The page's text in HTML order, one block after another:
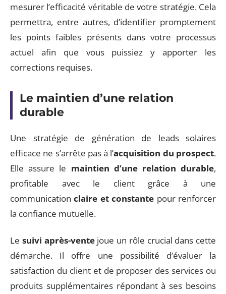
mesurer l’efficacité véritable de votre stratégie. Cela
permettra, entre autres, d’identifier promptement
les points faibles présents dans votre processus
actuel afin que vous puissiez y apporter les
corrections requises.
Le maintien d’une relation
durable
Une stratégie de génération de leads solaires
efficace ne s’arrête pas à l’acquisition du prospect.
Elle assure le maintien d’une relation durable,
profitable avec le client grâce à une
communicationclaire et constante pour renforcer
la confiance mutuelle.
Le suivi après-ventejoue un rôle crucial dans cette
démarche. Il offre une possibilité d’évaluer la
satisfaction du client et de proposer des services ou
produits supplémentaires répondant à ses besoins